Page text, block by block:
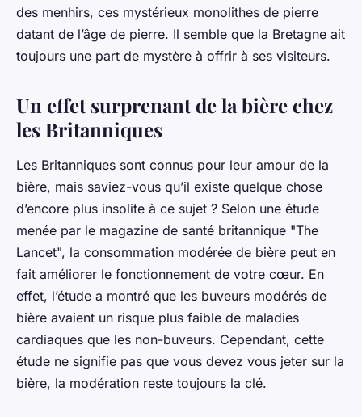
des menhirs, ces mystérieux monolithes de pierre
datant de l’âge de pierre. Il semble que la Bretagne ait
toujours une part de mystère à offrir à ses visiteurs.
Un effet surprenant de la bière chez
les Britanniques
Les Britanniques sont connus pour leur amour de la
bière, mais saviez-vous qu’il existe quelque chose
d’encore plus insolite à ce sujet ? Selon une étude
menée par le magazine de santé britannique "The
Lancet", la consommation modérée de bière peut en
fait améliorer le fonctionnement de votre cœur. En
effet, l’étude a montré que les buveurs modérés de
bière avaient un risque plus faible de maladies
cardiaques que les non-buveurs. Cependant, cette
étude ne signifie pas que vous devez vous jeter sur la
bière, la modération reste toujours la clé.